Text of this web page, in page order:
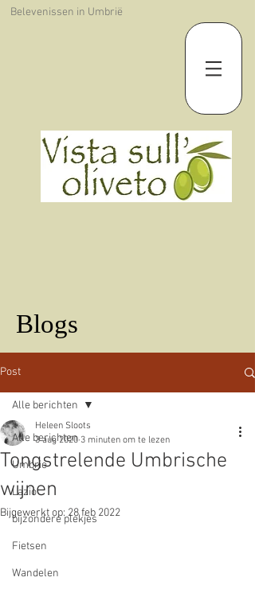
Belevenissen in Umbrië
Blogs
Post
Alle berichten
Umbrie
Lazio
bijzondere plekjes
Fietsen
Wandelen
Alle berichten
Tongstrelende Umbrische
wijnen
Heleen Sloots
3 aug 2020 3 minuten om te lezen
Bijgewerkt op: 28 feb 2022